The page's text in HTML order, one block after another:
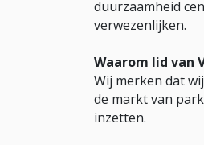
duurzaamheid
verwezenlijken.
Waarom lid van
Wij merken dat
de markt van
inzetten.